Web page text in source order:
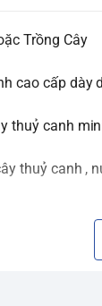
Trồng Cây
cao cấp dày
thuỷ canh
thuỷ canh ,